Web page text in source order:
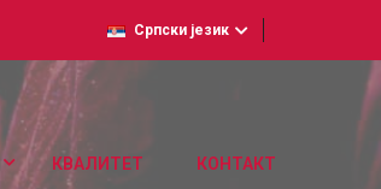
Српски језик
КВАЛИТЕТ КОНТАКТ